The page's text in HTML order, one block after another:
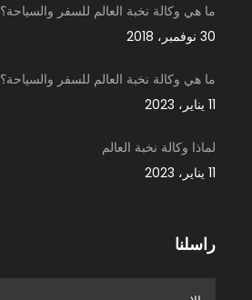
ما هي وكالة نخبة العالم للسفر والسياحة؟
30 نوفمبر، 2018
ما هي وكالة نخبة العالم للسفر والسياحة؟
11 يناير، 2023
لماذا وكالة نخبة العالم
11 يناير، 2023
راسلنا